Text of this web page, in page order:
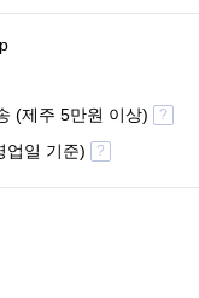
(제주 5만원 이상) ?
업일 기준) ?